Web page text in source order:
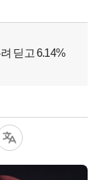
딛고 6.14%